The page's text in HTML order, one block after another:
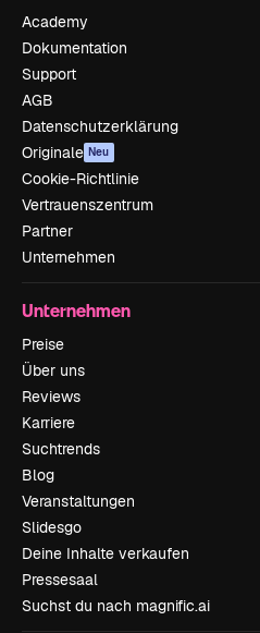
Academy
Dokumentation
Support
AGB
Datenschutzerklärung
Originale Neu
Cookie-Richtlinie
Vertrauenszentrum
Partner
Unternehmen
Unternehmen
Preise
Über uns
Reviews
Karriere
Suchtrends
Blog
Veranstaltungen
Slidesgo
Deine Inhalte verkaufen
Pressesaal
Suchst du nach magnific.ai